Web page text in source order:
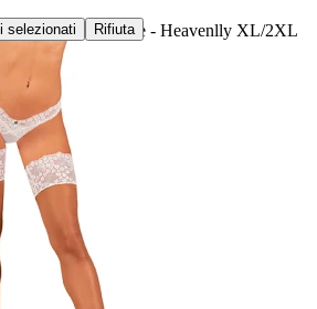
selezionati Rifiuta
Bianco Obsessive - Heavenlly XL/2XL